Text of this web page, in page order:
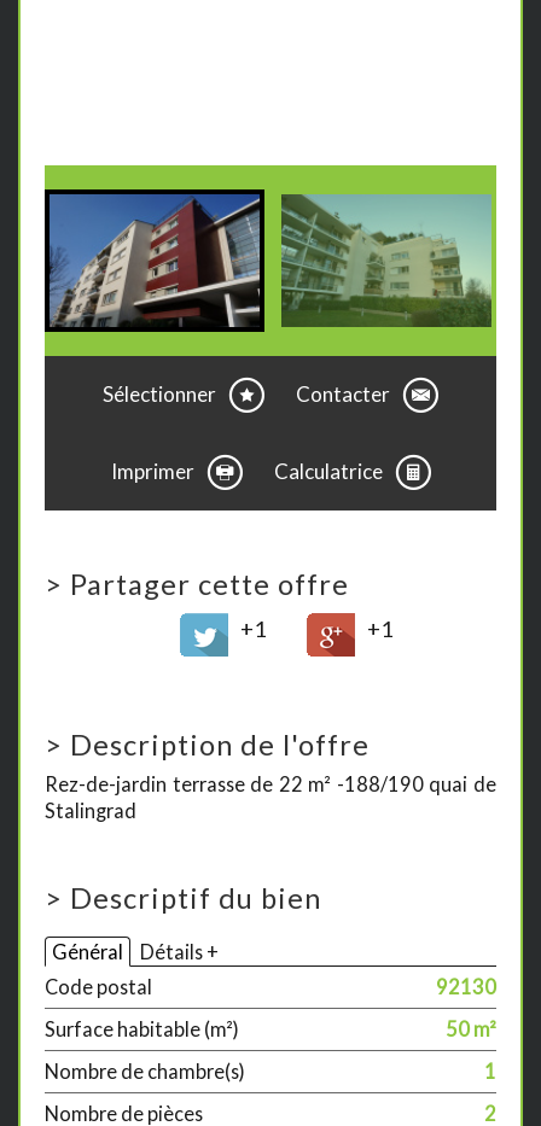
Sélectionner Contacter
Imprimer Calculatrice
> Partager cette offre
+1 +1
> Description de l'offre
Rez-de-jardin terrasse de 22 m² -188/190 quai de
Stalingrad
> Descriptif du bien
Général
Détails +
Code postal
92130
Surface habitable (m²)
50 m²
Nombre de chambre(s)
1
Nombre de pièces
2